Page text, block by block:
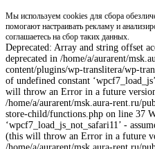
Мы используем cookies для сбора
помогают настраивать рекламу и
соглашаетесь на сбор таких данных.
Deprecated: Array and string offset
deprecated in /home/a/aurarent/
content/plugins/wp-translitera/wp-
of undefined constant
will throw an Error in a future
/home/a/aurarent/msk.aura-rent.ru/
store-child/functions.php on line 37
‘wpcf7_load_js_not_safari11’ -
(this will throw an Error in a future